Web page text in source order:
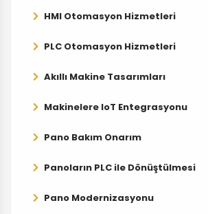
HMI Otomasyon Hizmetleri
PLC Otomasyon Hizmetleri
Akıllı Makine Tasarımları
Makinelere IoT Entegrasyonu
Pano Bakım Onarım
Panoların PLC ile Dönüştülmesi
Pano Modernizasyonu